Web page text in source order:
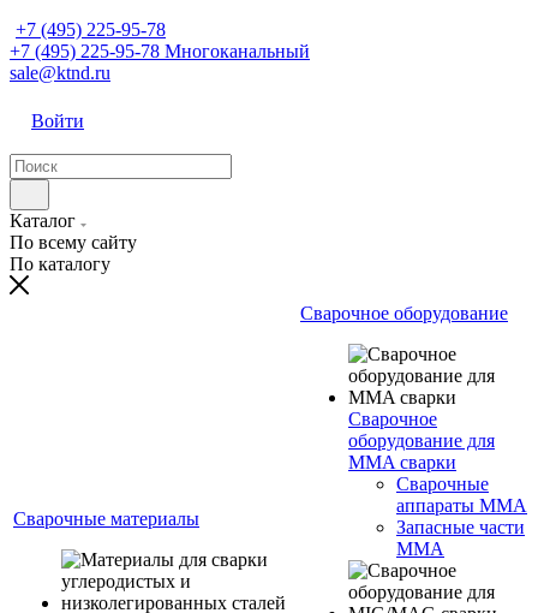
+7 (495) 225-95-78
+7 (495) 225-95-78 Многоканальный
sale@ktnd.ru
Войти
Каталог
По всему сайту
По каталогу
Сварочные материалы
Сварочное оборудование
Сварочное
оборудование для
MMA сварки
Сварочные
аппараты MMA
Запасные части
MMA